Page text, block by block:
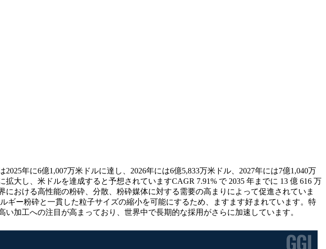
年に6億1,007万米ドルに達し、2026年には6億5,833万米ドル、2027年には7億1,040万
大し、米ドルを達成すると予想されていますCAGR 7.91% で 2035 年までに 13 億 616 万
おける高性能の粉砕、分散、粉砕媒体に対する需要の高まりによって促進されていま
ー粉砕と一貫した粒子サイズの縮小を可能にするため、ますます好まれています。特
加工への注目が高まっており、世界中で長期的な採用がさらに加速しています。